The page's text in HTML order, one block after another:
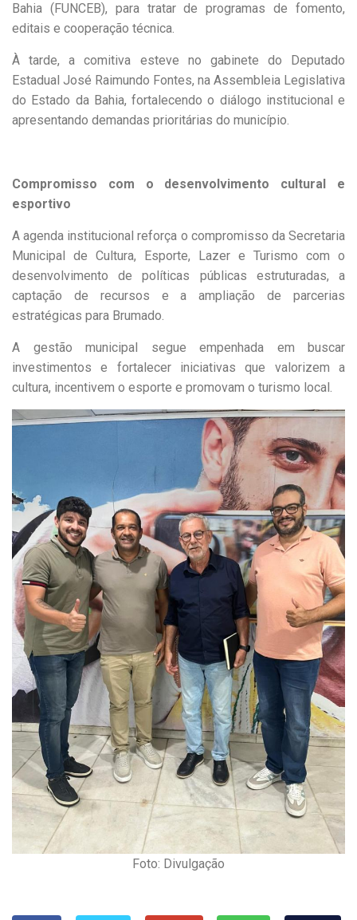
Bahia (FUNCEB), para tratar de programas de fomento,
editais e cooperação técnica.
À tarde, a comitiva esteve no gabinete do Deputado
Estadual José Raimundo Fontes, na Assembleia Legislativa
do Estado da Bahia, fortalecendo o diálogo institucional e
apresentando demandas prioritárias do município.
Compromisso com o desenvolvimento cultural e
esportivo
A agenda institucional reforça o compromisso da Secretaria
Municipal de Cultura, Esporte, Lazer e Turismo com o
desenvolvimento de políticas públicas estruturadas, a
captação de recursos e a ampliação de parcerias
estratégicas para Brumado.
A gestão municipal segue empenhada em buscar
investimentos e fortalecer iniciativas que valorizem a
cultura, incentivem o esporte e promovam o turismo local.
Foto: Divulgação